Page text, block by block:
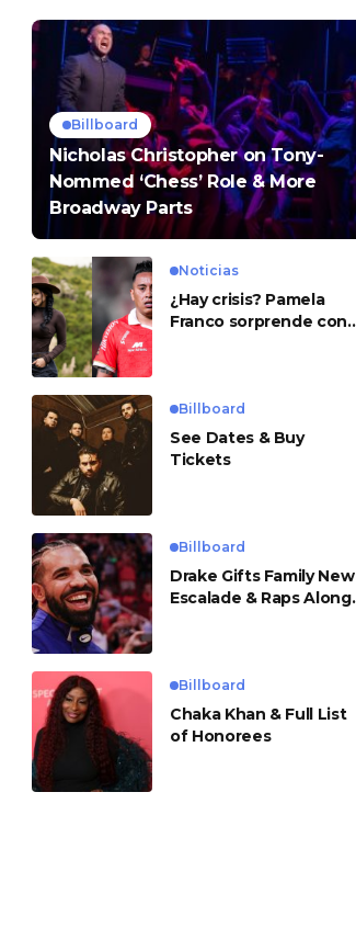
Billboard
Nicholas Christopher on Tony-
Nommed ‘Chess’ Role & More
Broadway Parts
Noticias
¿Hay crisis? Pamela
Franco sorprende con
Billboard
See Dates & Buy
Tickets
Billboard
Drake Gifts Family New
Escalade & Raps Along
Billboard
Chaka Khan & Full List
of Honorees